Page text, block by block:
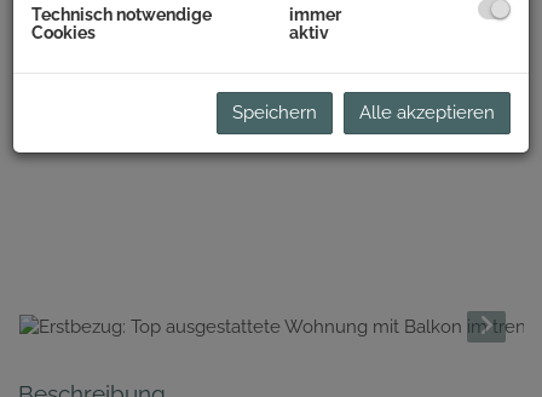
Technisch notwendige
Cookies
immer
aktiv
Speichern Alle akzeptieren